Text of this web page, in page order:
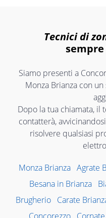
Tecnici di
Siamo presenti a
Monza Brianza con
Dopo la tua chiamata, il
contatterà,
risolvere qualsiasi
Monza Brianza Agrate
Besana in Brianza
Brugherio Carate